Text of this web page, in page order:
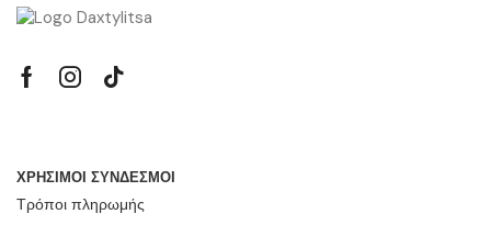
ΧΡΗΣΙΜΟΙ ΣΥΝΔΕΣΜΟΙ
Τρόποι πληρωμής